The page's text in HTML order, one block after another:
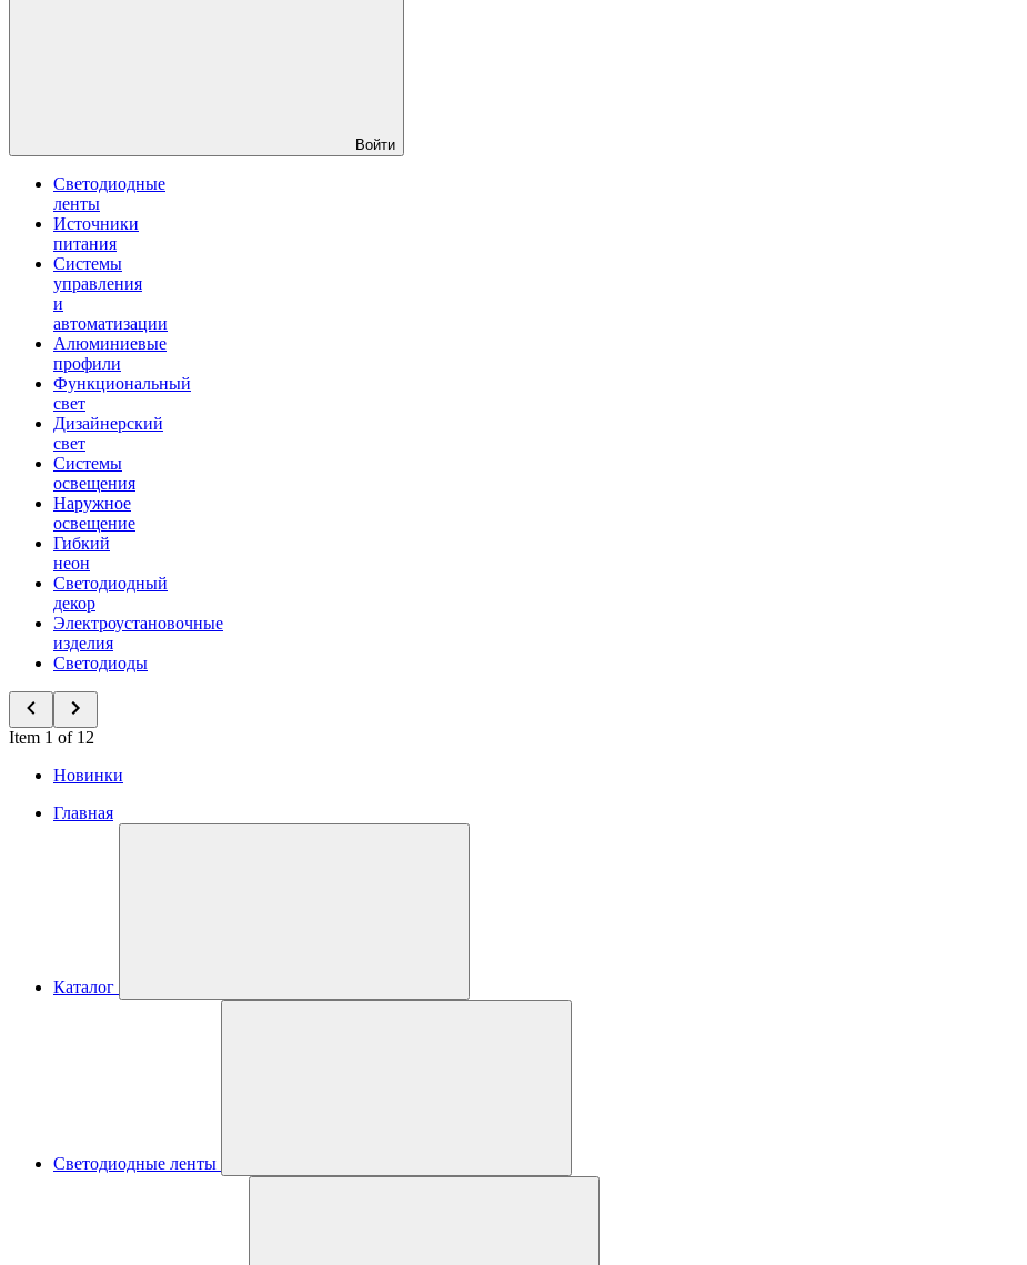
Войти
Светодиодные
ленты
Источники
питания
Системы
управления
и
автоматизации
Алюминиевые
профили
Функциональный
свет
Дизайнерский
свет
Системы
освещения
Наружное
освещение
Гибкий
неон
Светодиодный
декор
Электроустановочные
изделия
Светодиоды
Item 1 of 12
Новинки
Главная
Каталог
Светодиодные ленты